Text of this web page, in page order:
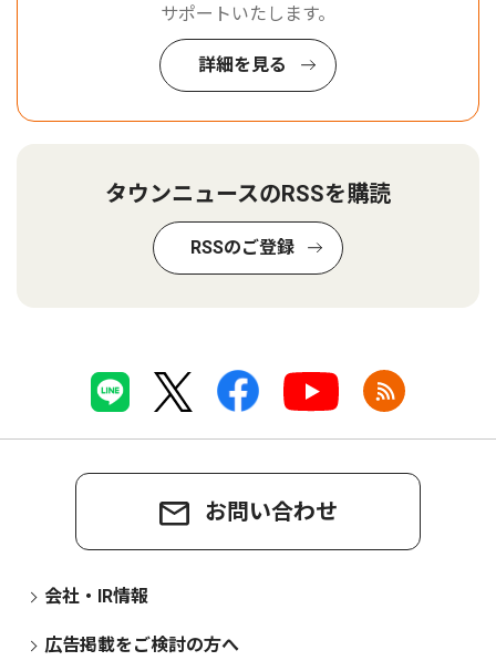
サポートいたします。
詳細を見る
タウンニュースのRSSを購読
RSSのご登録
お問い合わせ
会社・IR情報
広告掲載をご検討の方へ